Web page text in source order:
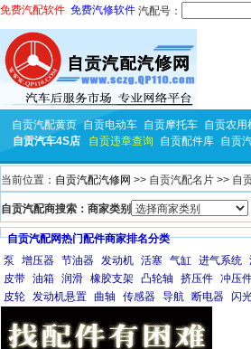
免费汽配软件 免费汽修软件 汽配号：
自贡汽配黄页 自贡电动车 自贡摩托车 自贡农用
自贡汽车4S店
自贡违章查询 自贡配件库 自贡
当前位置： 自贡汽配汽修网 >> 自贡汽配名片 >> 自
自贡汽配商搜索：商家类别
自贡汽配网热门配件商家排名分类
泵
增压器 节油器 发动机 活塞 气缸 进气系统
皮带 油箱 润滑 橡胶支架 凸轮轴 挤压件 冲压
皮轮 发动机悬置 曲轴 传感器 导航 断电器 闪